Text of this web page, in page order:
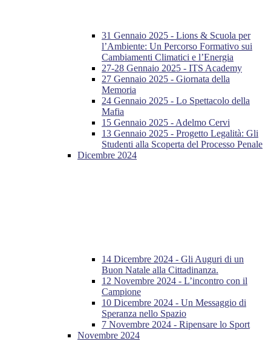
31 Gennaio 2025 - Lions & Scuola per
l’Ambiente: Un Percorso Formativo sui
Cambiamenti Climatici e l’Energia
27-28 Gennaio 2025 - ITS Academy
27 Gennaio 2025 - Giornata della
Memoria
24 Gennaio 2025 - Lo Spettacolo della
Mafia
15 Gennaio 2025 - Adelmo Cervi
13 Gennaio 2025 - Progetto Legalità: Gli
Studenti alla Scoperta del Processo Penale
Dicembre 2024
14 Dicembre 2024 - Gli Auguri di un
Buon Natale alla Cittadinanza.
12 Novembre 2024 - L’incontro con il
Campione
10 Dicembre 2024 - Un Messaggio di
Speranza nello Spazio
7 Novembre 2024 - Ripensare lo Sport
Novembre 2024